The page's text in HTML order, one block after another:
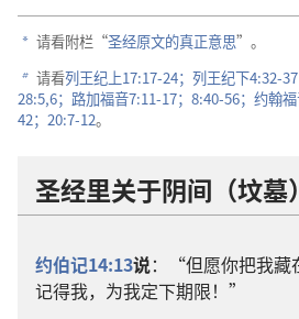
a 请看附栏“圣经原文的真正意思”。
b 请看列王纪上17:17-24； 列王纪下4:32-37
28:5,6； 路加福音7:11-17； 8:40-56； 约翰福
42； 20:7-12。
圣经里关于阴间（坟墓
约伯记14:13说：“但愿你把我
记得我，为我定下期限！”